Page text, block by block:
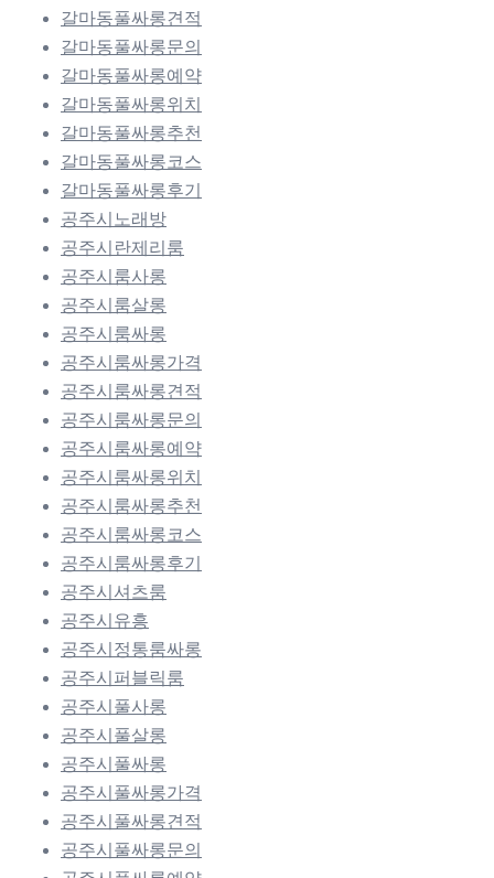
갈마동풀싸롱견적
갈마동풀싸롱문의
갈마동풀싸롱예약
갈마동풀싸롱위치
갈마동풀싸롱추천
갈마동풀싸롱코스
갈마동풀싸롱후기
공주시노래방
공주시란제리룸
공주시룸사롱
공주시룸살롱
공주시룸싸롱
공주시룸싸롱가격
공주시룸싸롱견적
공주시룸싸롱문의
공주시룸싸롱예약
공주시룸싸롱위치
공주시룸싸롱추천
공주시룸싸롱코스
공주시룸싸롱후기
공주시셔츠룸
공주시유흥
공주시정통룸싸롱
공주시퍼블릭룸
공주시풀사롱
공주시풀살롱
공주시풀싸롱
공주시풀싸롱가격
공주시풀싸롱견적
공주시풀싸롱문의